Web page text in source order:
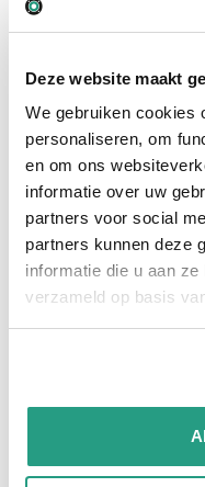
Deze website maakt
We gebruiken cookies
personaliseren, om
en om ons
informatie over uw
partners voor social
partners kunnen deze
informatie die u aan
verzameld op basis
Hoge
Snelle levering
Snel naar
Meer informatie
Meer informatie
Binnendiameter